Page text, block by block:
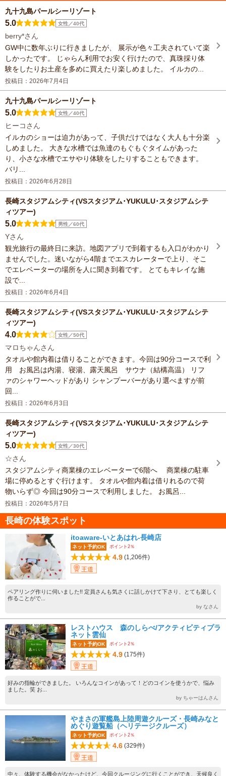
九十九島パールシーリゾート
5.0 女性／40代
berry*さん
GW中に数年ぶりに行きましたが、 展示が色々工夫されていて楽
しかったです。 じゃらん利用でお安く行けたので、真珠採り体
験をしたりお土産を多めに買えたり楽しめました。 イルカの...
投稿日：2026年7月4日
九十九島パールシーリゾート
5.0 女性／40代
ヒーコさん
イルカのショーは迫力があって、子供だけではなく大人も十分楽
しめました。 大きな水槽では魚達のもぐもぐタイムがあった
り、小さな水槽でエサやり体験をしたりすることもできます。
バリ...
投稿日：2026年6月28日
長崎スタジアムシティ(VSスタジアム･YUKULU･スタジアムシテ
ィツアー)
5.0 男性／60代
Yさん
観光旅行の最終日に来訪。地図アプリで到着するも入口がわかり
ませんでした。迷いながら4階までエスカレーターで上り、そこ
でエレベーターの場所を人に聞き到着です。 とてもキレイな施
設で...
投稿日：2026年6月4日
長崎スタジアムシティ(VSスタジアム･YUKULU･スタジアムシテ
ィツアー)
4.0 女性／50代
マロちゃんさん
タオルや館内着は借りることができます。今回は90分コースで利
用 お風呂は内湯、寝湯、露天風呂 サウナ（結構高温） リフ
ァのシャワーヘッドがあり シャンプーバーがあり選べますが前
回...
投稿日：2026年6月3日
長崎スタジアムシティ(VSスタジアム･YUKULU･スタジアムシテ
ィツアー)
5.0 女性／30代
☆さん
スタジアムシティ商業棟のエレベーターで6階へ 商業棟の駐車
場に停めるとすぐ行けます。 タオルや館内着は借りれるので荷
物いらず◎ 今回は90分コースで利用しました。 お風呂...
投稿日：2026年5月7日
長崎の体験スポット
itoaware-いとあはれ-長崎店
ネット予約OK ポイント2％
4.9 (1,206件)
王道
ペアリング作りに伺いました!! 定員さんも気さくに話しかけて下さり、とても楽しく
作ることがで...
by なさん
レストハウス 森のしらべ/アクティビティプラ
ネット雲仙
ネット予約OK ポイント2％
4.9 (175件)
王道
好みの指輪ができました。 いろんなコインがあって！どのコインを使うかで、悩み
ました。笑 お...
by ちゃーはんさん
やまさの軍艦島上陸周遊クルーズ・長崎みなと
めぐり遊覧船（ヘリテージクルーズ）
ネット予約OK ポイント2％
4.6 (329件)
王道
中々、体験する機会がなかったけど、今回クルージングに行くことができ、天候良く